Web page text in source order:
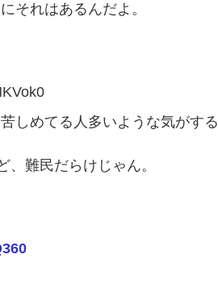
それはあるんだよ。
しめてる人多いような気がする
難民だらけじゃん。